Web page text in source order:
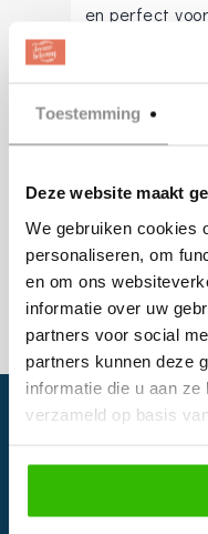
Toestemming
Deze website maakt
We gebruiken cookies
personaliseren, om
en om ons
informatie over uw
partners voor social
partners kunnen deze
informatie die u aan
verzameld op basis
en perfect
het